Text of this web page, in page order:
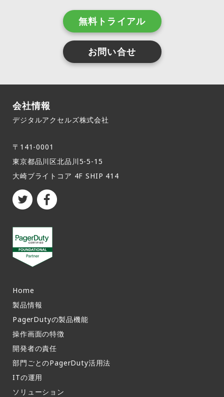
無料トライアル
お問い合せ
会社情報
デジタルアクセルズ株式会社
〒141-0001
東京都品川区北品川5-5-15​
大崎ブライトコア 4F SHIP 414
Home
製品情報​
PagerDutyの製品機能​
操作画面の特徴​
開発者の責任
部門ごとのPagerDuty活用法​
ITの運用​
ソリューション